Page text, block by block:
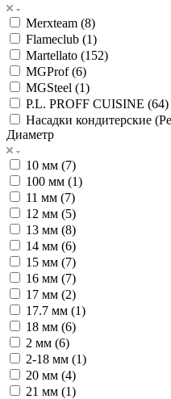
Merxteam (8)
Flameclub (1)
Martellato (152)
MGProf (6)
MGSteel (1)
P.L. PROFF CUISINE (64)
Насадки кондитерские
Диаметр
10 мм (7)
100 мм (1)
11 мм (7)
12 мм (5)
13 мм (8)
14 мм (6)
15 мм (7)
16 мм (7)
17 мм (2)
17.7 мм (1)
18 мм (6)
2 мм (6)
2-18 мм (1)
20 мм (4)
21 мм (1)